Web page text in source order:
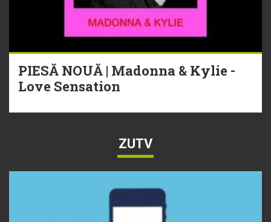
PIESĂ NOUĂ | Madonna & Kylie -
Love Sensation
ZUTV